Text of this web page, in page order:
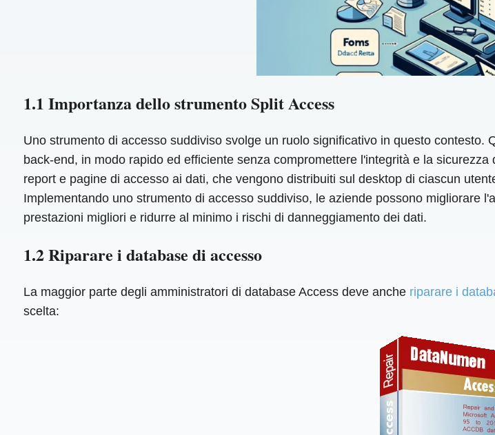
1.1 Importanza dello strumento Split Access
Uno strumento di accesso suddiviso svolge un ruolo significativo in questo
back-end, in modo rapido ed efficiente senza compromettere l'integrità e la
report e pagine di accesso ai dati, che vengono distribuiti sul desktop di ciascun
Implementando uno strumento di accesso suddiviso, le aziende possono migliorare
prestazioni migliori e ridurre al minimo i rischi di danneggiamento dei dati.
1.2 Riparare i database di accesso
La maggior parte degli amministratori di database Access deve anche riparare i
scelta: